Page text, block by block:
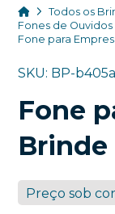
HomeTodos os
Fones de
Fone para
SKU: BP-
Fone
Brinde
Preço sob
+55